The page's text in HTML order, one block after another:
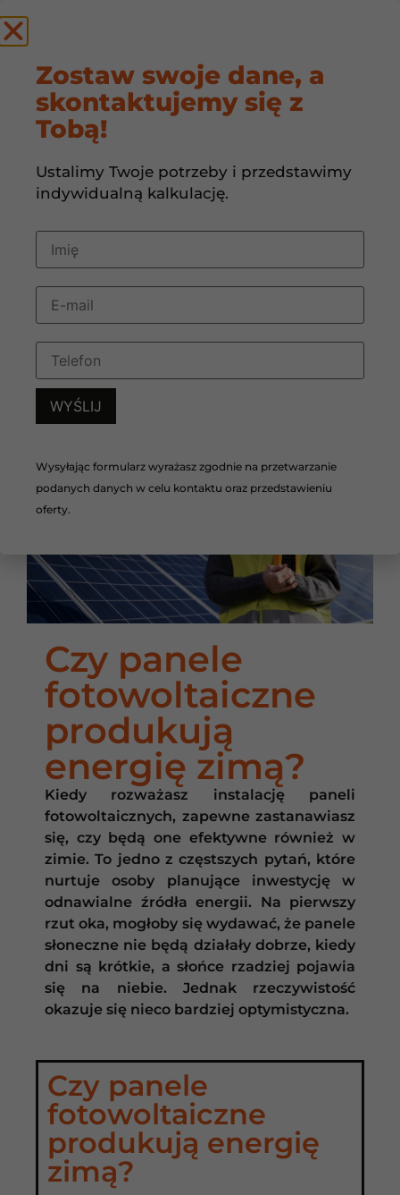
Czy panele
fotowoltaiczne
produkują energię
zimą?
30 sierpnia, 2024
Czy panele
fotowoltaiczne
produkują
energię zimą?
Kiedy rozważasz instalację paneli
fotowoltaicznych, zapewne zastanawiasz
się, czy będą one efektywne również w
zimie. To jedno z częstszych pytań, które
nurtuje osoby planujące inwestycję w
odnawialne źródła energii. Na pierwszy
rzut oka, mogłoby się wydawać, że panele
słoneczne nie będą działały dobrze, kiedy
dni są krótkie, a słońce rzadziej pojawia
się na niebie. Jednak rzeczywistość
okazuje się nieco bardziej optymistyczna.
Czy panele
fotowoltaiczne
produkują energię
zimą?
Zostaw swoje dane, a
skontaktujemy się z
Tobą!
Ustalimy Twoje potrzeby i przedstawimy
indywidualną kalkulację.
Wysyłając formularz wyrażasz zgodnie na przetwarzanie
podanych danych w celu kontaktu oraz przedstawieniu
oferty.